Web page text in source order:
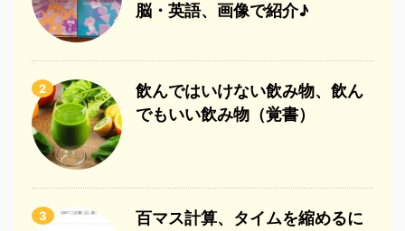
脳・英語、画像で紹介♪
2
飲んではいけない飲み物、飲ん
でもいい飲み物（覚書）
3
百マス計算、タイムを縮めるに